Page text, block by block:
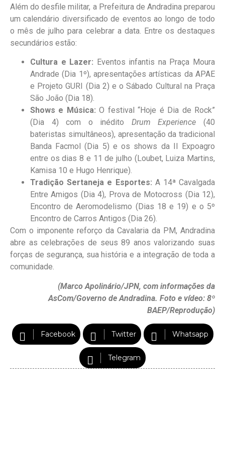
Além do desfile militar, a Prefeitura de Andradina preparou
um calendário diversificado de eventos ao longo de todo
o mês de julho para celebrar a data. Entre os destaques
secundários estão:
Cultura e Lazer: Eventos infantis na Praça Moura
Andrade (Dia 1º), apresentações artísticas da APAE
e Projeto GURI (Dia 2) e o Sábado Cultural na Praça
São João (Dia 18).
Shows e Música: O festival “Hoje é Dia de Rock”
(Dia 4) com o inédito Drum Experience (40
bateristas simultâneos), apresentação da tradicional
Banda Facmol (Dia 5) e os shows da II Expoagro
entre os dias 8 e 11 de julho (Loubet, Luiza Martins,
Kamisa 10 e Hugo Henrique).
Tradição Sertaneja e Esportes: A 14ª Cavalgada
Entre Amigos (Dia 4), Prova de Motocross (Dia 12),
Encontro de Aeromodelismo (Dias 18 e 19) e o 5º
Encontro de Carros Antigos (Dia 26).
Com o imponente reforço da Cavalaria da PM, Andradina
abre as celebrações de seus 89 anos valorizando suas
forças de segurança, sua história e a integração de toda a
comunidade.
(Marco Apolinário/JPN, com informações da
AsCom/Governo de Andradina. Foto e vídeo: 8º
BAEP/Reprodução)
Facebook Twitter Whatsapp
Telegram